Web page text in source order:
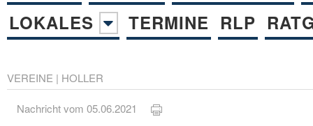
LOKALES
TERMINE RLP
VEREINE | HOLLER
Nachricht vom 05.06.2021